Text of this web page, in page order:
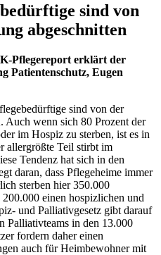
sind von
abgeschnitten
Pflegereport erklärt der
Patientenschutz, Eugen
sind von der
Auch wenn sich 80 Prozent der
im Hospiz zu sterben, ist es in
allergrößte Teil stirbt im
Tendenz hat sich in den
daran, dass Pflegeheime immer
sterben hier 350.000
einen hospizlichen und
und Palliativgesetz gibt darauf
Palliativteams in den 13.000
fordern daher einen
auch für Heimbewohner mit